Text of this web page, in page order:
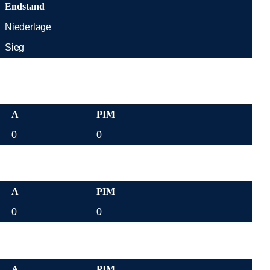
Endstand
Niederlage
Sieg
A
PIM
0 0
A
PIM
0 0